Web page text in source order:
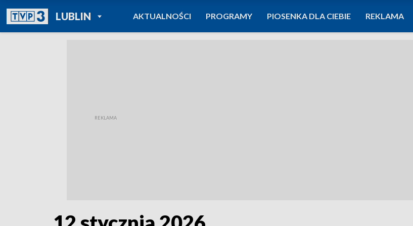
LUBLINPOWRÓT DO
TVP REGIONY
AKTUALNOŚCI PROGRAMY PIOSENKA DLA CIEBIE REKLAMA